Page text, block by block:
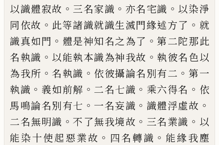
以識體寂故 。 三名家識 。 亦名宅識 。 以染淨
同依故 。 此等諸識就識生滅門緣述方了 。 就
識真如門 。 體是神知名之為了 。第二陀那此
名執識 。 以能執本識為神我故 。 執彼名色以
為我所 。名執識 。 依彼攝論名別有二 。第一
執識 。 義如前解 。 二名七識 。 乘六得名 。 依
馬鳴論名別有七 。 一名妄識 。 識體浮虛故 。
二名無明識 。不了無我境故 。 三名業識 。 以
能染十使起惡業故 。 四名轉識 。 能緣我塵